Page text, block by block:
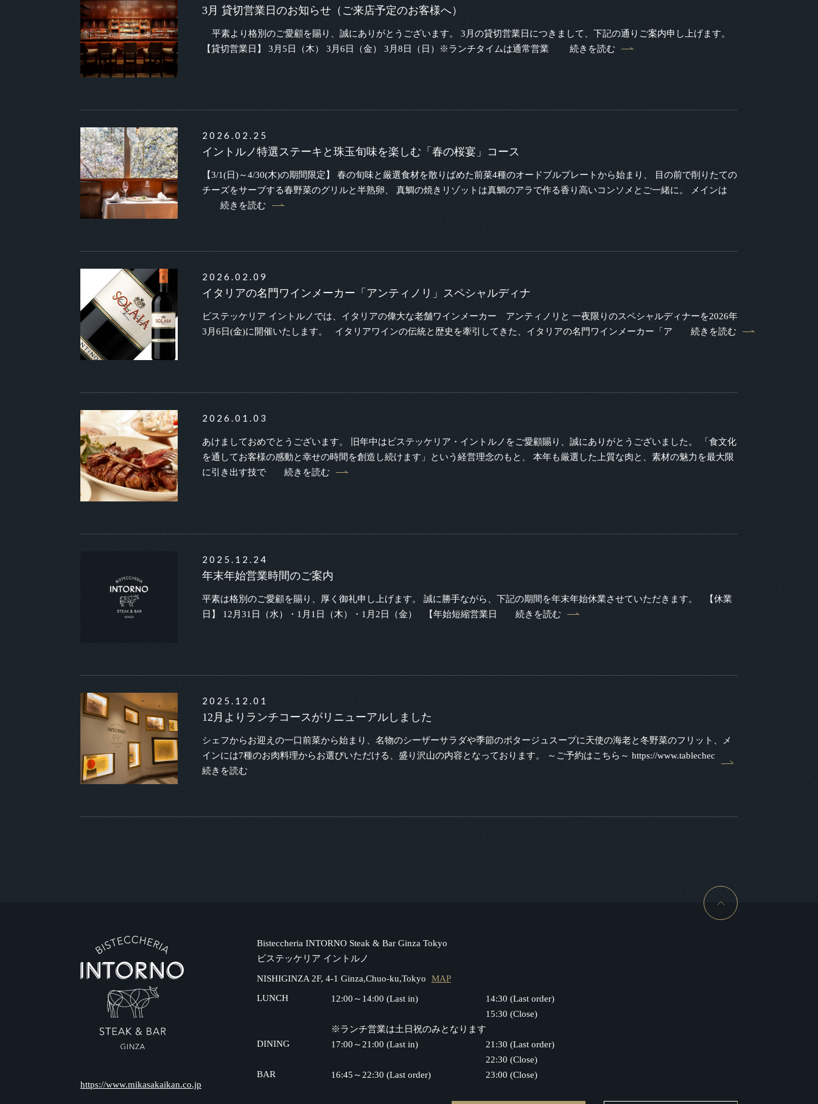
3月 貸切営業日のお知らせ（ご来店予定のお客様へ）
平素より格別のご愛顧を賜り、誠にありがとうございます。 3月の貸切営業日につきまして、下記の通りご案内申し上げます。
【貸切営業日】 3月5日（木） 3月6日（金） 3月8日（日）※ランチタイムは通常営業
続きを読む
2026.02.25
イントルノ特選ステーキと珠玉旬味を楽しむ「春の桜宴」コース
【3/1(日)～4/30(木)の期間限定】 春の旬味と厳選食材を散りばめた前菜4種のオードブルプレートから始まり、 目の前で削りたての
チーズをサーブする春野菜のグリルと半熟卵、 真鯛の焼きリゾットは真鯛のアラで作る香り高いコンソメとご一緒に。 メインは
続きを読む
2026.02.09
イタリアの名門ワインメーカー「アンティノリ」スペシャルディナ
ビステッケリア イントルノでは、イタリアの偉大な老舗ワインメーカー アンティノリと 一夜限りのスペシャルディナーを2026年
3月6日(金)に開催いたします。 イタリアワインの伝統と歴史を牽引してきた、イタリアの名門ワインメーカー「ア
続きを読む
2026.01.03
あけましておめでとうございます。 旧年中はビステッケリア・イントルノをご愛顧賜り、誠にありがとうございました。 「食文化
を通してお客様の感動と幸せの時間を創造し続けます」という経営理念のもと、 本年も厳選した上質な肉と、素材の魅力を最大限
に引き出す技で
続きを読む
2025.12.24
年末年始営業時間のご案内
平素は格別のご愛顧を賜り、厚く御礼申し上げます。 誠に勝手ながら、下記の期間を年末年始休業させていただきます。 【休業
日】 12月31日（水）・1月1日（木）・1月2日（金） 【年始短縮営業日
続きを読む
2025.12.01
12月よりランチコースがリニューアルしました
シェフからお迎えの一口前菜から始まり、名物のシーザーサラダや季節のポタージュスープに天使の海老と冬野菜のフリット、メ
インには7種のお肉料理からお選びいただける、盛り沢山の内容となっております。 ～ご予約はこちら～ https://www.tablechec
続きを読む
https://www.mikasakaikan.co.jp
Bisteccheria INTORNO Steak & Bar Ginza Tokyo
ビステッケリア イントルノ
NISHIGINZA 2F, 4-1 Ginza,Chuo-ku,Tokyo
MAP
LUNCH
12:00～14:00 (Last in)
14:30 (Last order)
15:30 (Close)
※ランチ営業は土日祝のみとなります
DINING
17:00～21:00 (Last in)
21:30 (Last order)
22:30 (Close)
BAR
16:45～22:30 (Last order) 23:00 (Close)